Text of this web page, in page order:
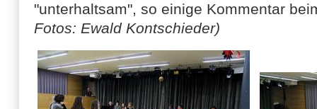
"unterhaltsam", so einige Kommentar
Fotos: Ewald Kontschieder)